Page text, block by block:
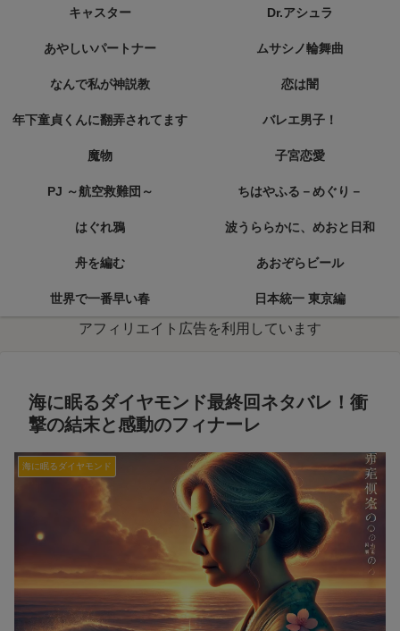
キャスター Dr.アシュラ
あやしいパートナー ムサシノ輪舞曲
なんで私が神説教 恋は闇
年下童貞くんに翻弄されてます バレエ男子！
魔物 子宮恋愛
PJ ～航空救難団～ ちはやふる－めぐり－
はぐれ鴉 波うららかに、めおと日和
舟を編む あおぞらビール
世界で一番早い春 日本統一 東京編
アフィリエイト広告を利用しています
海に眠るダイヤモンド最終回ネタバレ！衝
撃の結末と感動のフィナーレ
海に眠るダイヤモンド